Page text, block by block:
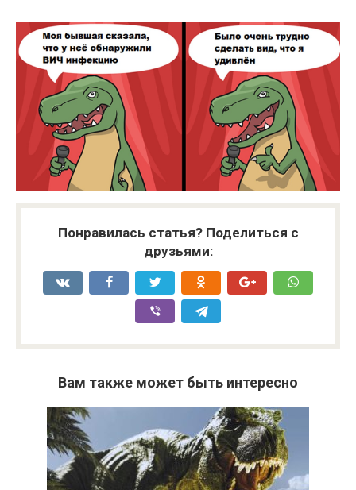
Понравилась статья? Поделиться с
друзьями:
Вам также может быть интересно